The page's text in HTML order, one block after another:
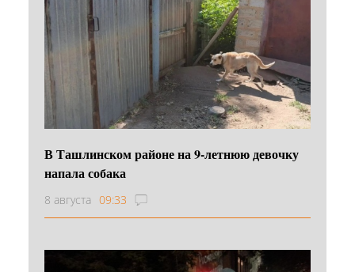
В Ташлинском районе на 9-летнюю девочку
напала собака
8 августа 09:33